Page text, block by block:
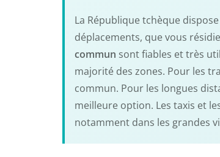
La République tchèque
déplacements, que vous
commun sont fiables et très
majorité des zones. Pour les
commun. Pour les longues
meilleure option. Les taxis et
notamment dans les grandes